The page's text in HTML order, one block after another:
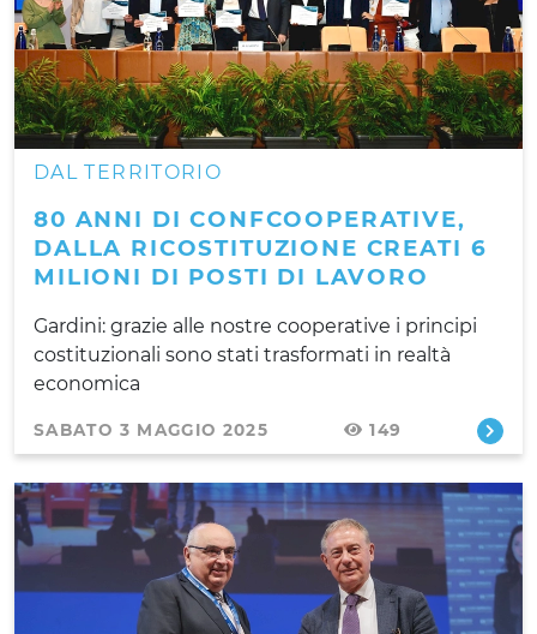
DAL TERRITORIO
80 ANNI DI CONFCOOPERATIVE,
DALLA RICOSTITUZIONE CREATI 6
MILIONI DI POSTI DI LAVORO
Gardini: grazie alle nostre cooperative i principi
costituzionali sono stati trasformati in realtà
economica
SABATO 3 MAGGIO 2025 149